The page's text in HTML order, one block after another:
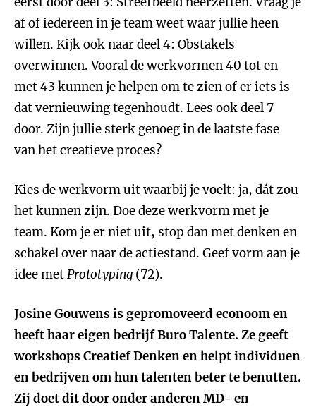
af of iedereen in je team weet waar jullie heen
willen. Kijk ook naar deel 4: Obstakels
overwinnen. Vooral de werkvormen 40 tot en
met 43 kunnen je helpen om te zien of er iets is
dat vernieuwing tegenhoudt. Lees ook deel 7
door. Zijn jullie sterk genoeg in de laatste fase
van het creatieve proces?
Kies de werkvorm uit waarbij je voelt: ja, dát zou
het kunnen zijn. Doe deze werkvorm met je
team. Kom je er niet uit, stop dan met denken en
schakel over naar de actiestand. Geef vorm aan je
idee metPrototyping (72).
Josine Gouwens is gepromoveerd econoom en
heeft haar eigen bedrijf Buro Talente. Ze geeft
workshops Creatief Denken en helpt individuen
en bedrijven om hun talenten beter te benutten.
Zij doet dit door onder anderen MD- en